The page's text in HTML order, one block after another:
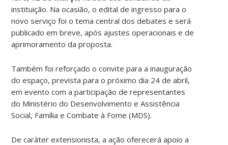
instituição. Na ocasião, o edital de ingresso para o
novo serviço foi o tema central dos debates e será
publicado em breve, após ajustes operacionais e de
aprimoramento da proposta.
Também foi reforçado o convite para a inauguração
do espaço, prevista para o próximo dia 24 de abril,
em evento com a participação de representantes
do Ministério do Desenvolvimento e Assistência
Social, Família e Combate à Fome (MDS).
De caráter extensionista, a ação oferecerá apoio a